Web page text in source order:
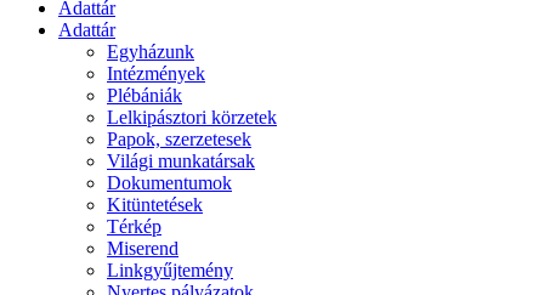
Adattár
Adattár
Egyházunk
Intézmények
Plébániák
Lelkipásztori körzetek
Papok, szerzetesek
Világi munkatársak
Dokumentumok
Kitüntetések
Térkép
Miserend
Linkgyűjtemény